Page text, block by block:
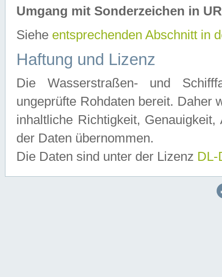
Umgang mit Sonderzeichen in
Siehe entsprechenden Abschnitt in
Haftung und Lizenz
Die Wasserstraßen- und
ungeprüfte Rohdaten bereit. Daher
inhaltliche Richtigkeit,
der Daten übernommen.
Die Daten sind unter der Lizenz